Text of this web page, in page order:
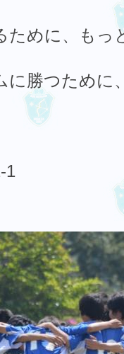
ために、もっ
に勝つために
1